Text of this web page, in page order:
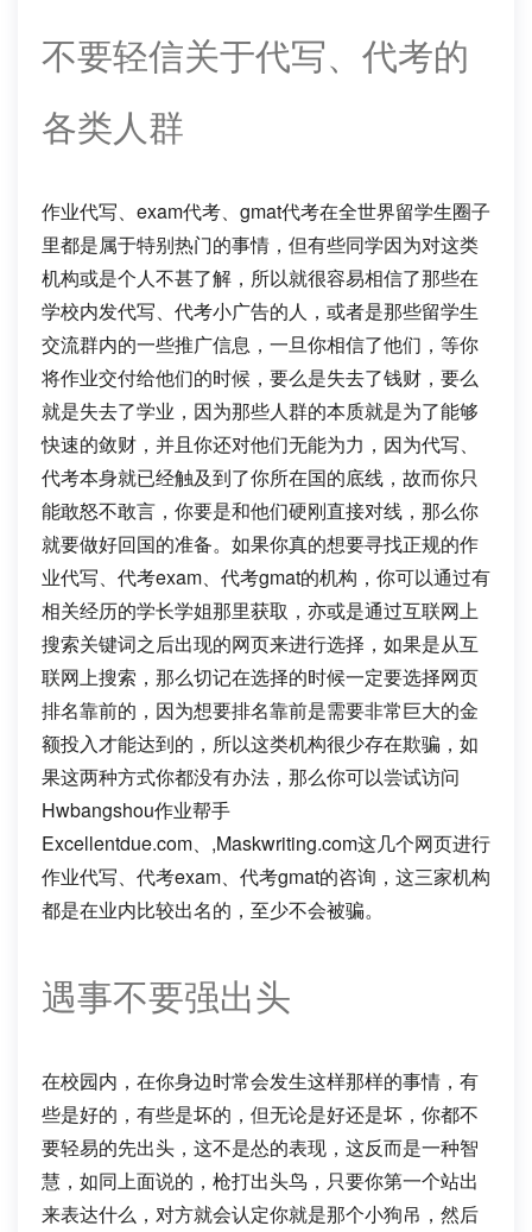
不要轻信关于代写、代考的
各类人群
作业代写、exam代考、gmat代考在全世界留学生圈子
里都是属于特别热门的事情，但有些同学因为对这类
机构或是个人不甚了解，所以就很容易相信了那些在
学校内发代写、代考小广告的人，或者是那些留学生
交流群内的一些推广信息，一旦你相信了他们，等你
将作业交付给他们的时候，要么是失去了钱财，要么
就是失去了学业，因为那些人群的本质就是为了能够
快速的敛财，并且你还对他们无能为力，因为代写、
代考本身就已经触及到了你所在国的底线，故而你只
能敢怒不敢言，你要是和他们硬刚直接对线，那么你
就要做好回国的准备。如果你真的想要寻找正规的作
业代写、代考exam、代考gmat的机构，你可以通过有
相关经历的学长学姐那里获取，亦或是通过互联网上
搜索关键词之后出现的网页来进行选择，如果是从互
联网上搜索，那么切记在选择的时候一定要选择网页
排名靠前的，因为想要排名靠前是需要非常巨大的金
额投入才能达到的，所以这类机构很少存在欺骗，如
果这两种方式你都没有办法，那么你可以尝试访问
Hwbangshou作业帮手
Excellentdue.com、,Maskwriting.com这几个网页进行
作业代写、代考exam、代考gmat的咨询，这三家机构
都是在业内比较出名的，至少不会被骗。
遇事不要强出头
在校园内，在你身边时常会发生这样那样的事情，有
些是好的，有些是坏的，但无论是好还是坏，你都不
要轻易的先出头，这不是怂的表现，这反而是一种智
慧，如同上面说的，枪打出头鸟，只要你第一个站出
来表达什么，对方就会认定你就是那个小狗吊，然后